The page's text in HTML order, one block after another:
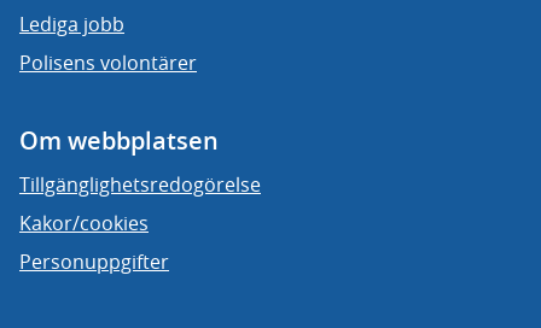
Lediga jobb
Polisens volontärer
Om webbplatsen
Tillgänglighetsredogörelse
Kakor/cookies
Personuppgifter